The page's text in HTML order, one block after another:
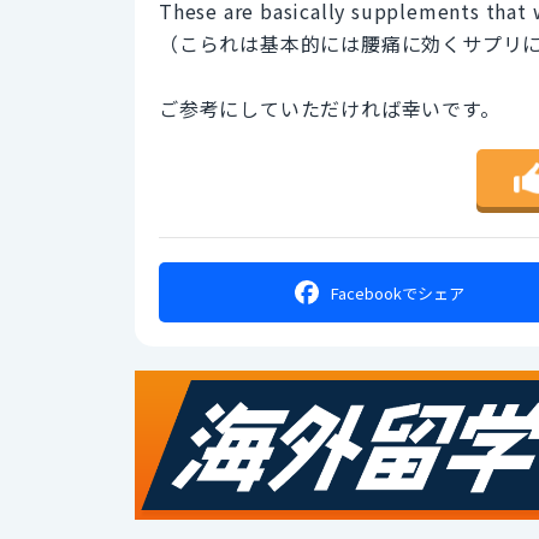
These are basically supplements
（こられは基本的には腰痛に効くサプリ
ご参考にしていただければ幸いです。
Facebookでシェア